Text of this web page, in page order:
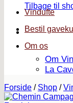
Tilbage til
Vindufte
Bestil
Om os
Om
La
Forside / Shop /